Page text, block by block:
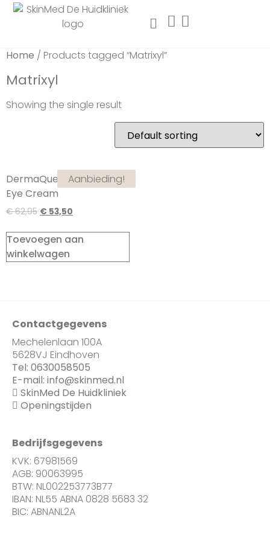
Home / Products tagged “Matrixyl”
Matrixyl
Showing the single result
Aanbieding!
DermaQuest C Infusion
Eye Cream
€62,95 € 53,50
Toevoegen aan
winkelwagen
Contactgegevens
Mechelenlaan 100A
5628VJ Eindhoven
Tel: 0630058505
E-mail: info@skinmed.nl
SkinMed De Huidkliniek
Openingstijden
Bedrijfsgegevens
KVK: 67981569
AGB: 90063995
BTW: NL002253773B77
IBAN: NL55 ABNA 0828 5683 32
BIC: ABNANL2A